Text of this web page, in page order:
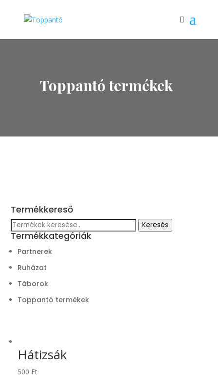
Toppantó termékek
Termékkereső
Keresés
a
következőre:
Keresés
Termékkategóriák
Partnerek
Ruházat
Táborok
Toppantó termékek
Hátizsák
500 Ft